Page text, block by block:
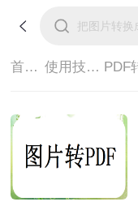
首页> 使用技巧>